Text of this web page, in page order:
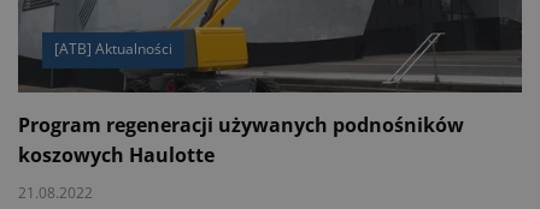
[ATB] Aktualności
Program regeneracji używanych podnośników
koszowych Haulotte
21.08.2022